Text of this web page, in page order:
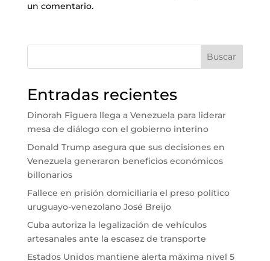
un comentario.
Buscar
Entradas recientes
Dinorah Figuera llega a Venezuela para liderar
mesa de diálogo con el gobierno interino
Donald Trump asegura que sus decisiones en
Venezuela generaron beneficios económicos
billonarios
Fallece en prisión domiciliaria el preso político
uruguayo-venezolano José Breijo
Cuba autoriza la legalización de vehículos
artesanales ante la escasez de transporte
Estados Unidos mantiene alerta máxima nivel 5